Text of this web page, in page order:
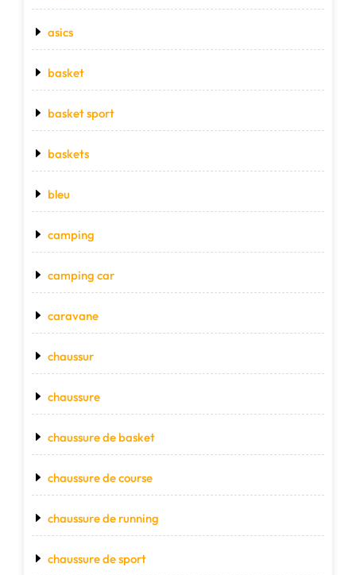
asics
basket
basket sport
baskets
bleu
camping
camping car
caravane
chaussur
chaussure
chaussure de basket
chaussure de course
chaussure de running
chaussure de sport